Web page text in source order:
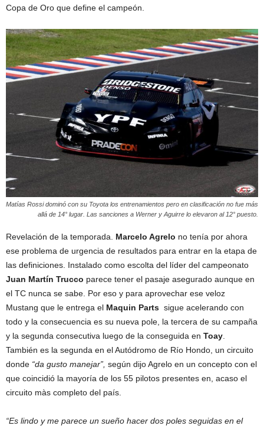
Copa de Oro que define el campeón.
Matías Rossi dominó con su Toyota los entrenamientos pero en clasificación no fue más
allá de 14° lugar. Las sanciones a Werner y Aguirre lo elevaron al 12° puesto.
Revelación de la temporada. Marcelo Agrelo no tenía por ahora
ese problema de urgencia de resultados para entrar en la etapa de
las definiciones. Instalado como escolta del líder del campeonato
Juan Martín Trucco parece tener el pasaje asegurado aunque en
el TC nunca se sabe. Por eso y para aprovechar ese veloz
Mustang que le entrega el Maquin Parts sigue acelerando con
todo y la consecuencia es su nueva pole, la tercera de su campaña
y la segunda consecutiva luego de la conseguida en Toay.
También es la segunda en el Autódromo de Río Hondo, un circuito
donde “da gusto manejar”, según dijo Agrelo en un concepto con el
que coincidió la mayoría de los 55 pilotos presentes en, acaso el
circuito màs completo del país.
“Es lindo y me parece un sueño hacer dos poles seguidas en el